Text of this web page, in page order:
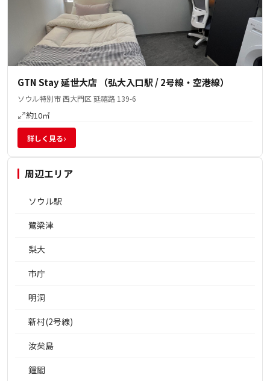
GTN Stay 延世大店 （弘大入口駅 / 2号線・空港線）
ソウル特別市 西大門区 延禧路 139-6
約10㎡
詳しく見る›
周辺エリア
ソウル駅
鷺梁津
梨大
市庁
明洞
新村(2号線)
汝矣島
鐘閣